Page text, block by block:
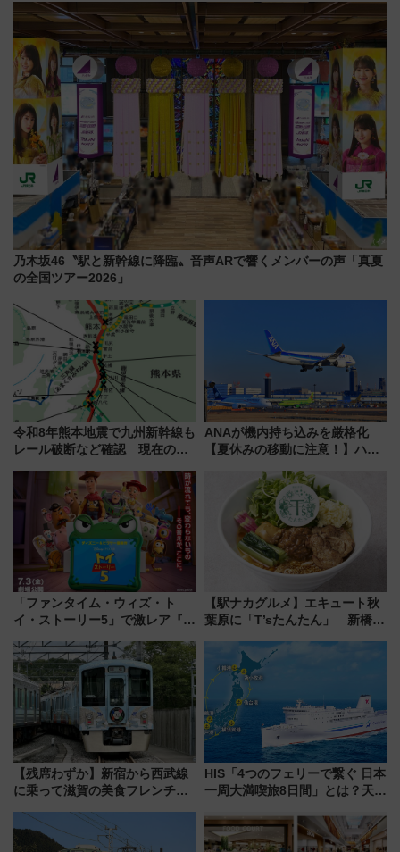
に開催決定
いを満喫しよう（花火鑑賞会応
募は7/12まで！）
乃木坂46〝駅と新幹線に降臨〟音声ARで響くメンバーの声「真夏
の全国ツアー2026」
令和8年熊本地震で九州新幹線も
レール破断など確認 現在の運
ANAが機内持ち込みを厳格化
【夏休みの移動に注意！】ハン
「身の回り品」新サイズ制限
(40×30×20cm)おさらい
「ファンタイム・ウィズ・ト
イ・ストーリー5」で激レア『ロ
デコレーションも徹底解説
【駅ナカグルメ】エキュート秋
葉原に「T’sたんたん」 新橋に
饅」、オムライス専門店「肉と
たまご」新グルメ続々登場！
【2026年8月】
【残席わずか】新宿から西武線
に乗って滋賀の美食フレンチを
「52席の至福」で味わう近江牛
や伝統文化の特別コラボ
HIS「4つのフェリーで繋ぐ 日本
一周大満喫旅8日間」とは？天橋
の絶景＆限定グルメを網羅！煩
雑な手続きも不要でお手軽に楽